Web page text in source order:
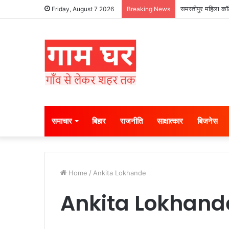
Friday, August 7 2026 Breaking News समस्तीपुर महिला
समाचार बिहार राजनीति साक्षात्कार बिजनेस
Home / Ankita Lokhande
Ankita